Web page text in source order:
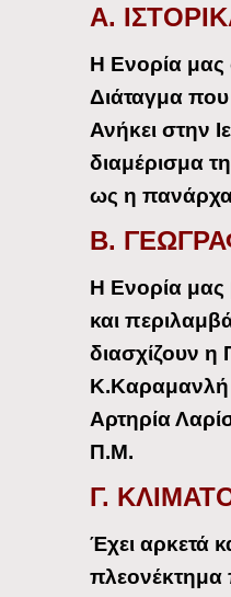
Α.
Η Ενορία μας
Διάταγμα
Ανήκει στην
διαμέρισμα
ως η
Β.
Η Ενορία μας
και
διασχίζουν
Κ.Καραμανλή
Αρτηρία
Π.Μ.
Γ.
Έχει αρκετά
πλεονέκτημα